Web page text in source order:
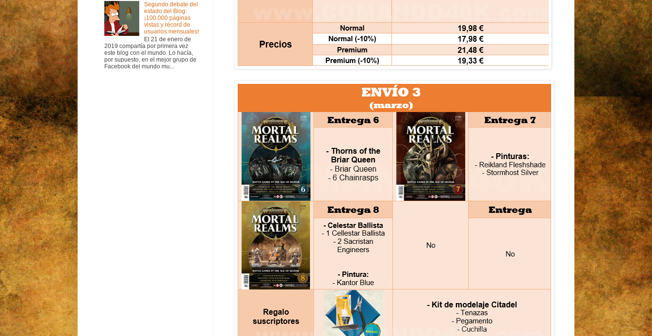
Segundo debate del
estado del Blog:
¡100.000 páginas
vistas y récord de
usuarios mensuales!
El 21 de enero de
2019 compartía por primera vez
este blog con el mundo. Lo hacía,
por supuesto, en el mejor grupo de
Facebook del mundo mu...